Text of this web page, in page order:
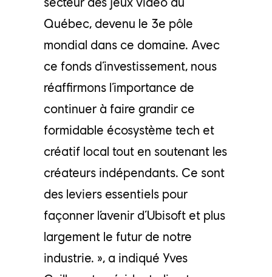
Québec, devenu le 3e pôle
mondial dans ce domaine. Avec
ce fonds d’investissement, nous
réaffirmons l’importance de
continuer à faire grandir ce
formidable écosystème tech et
créatif local tout en soutenant les
créateurs indépendants. Ce sont
des leviers essentiels pour
façonner l’avenir d’Ubisoft et plus
largement le futur de notre
industrie. », a indiqué Yves